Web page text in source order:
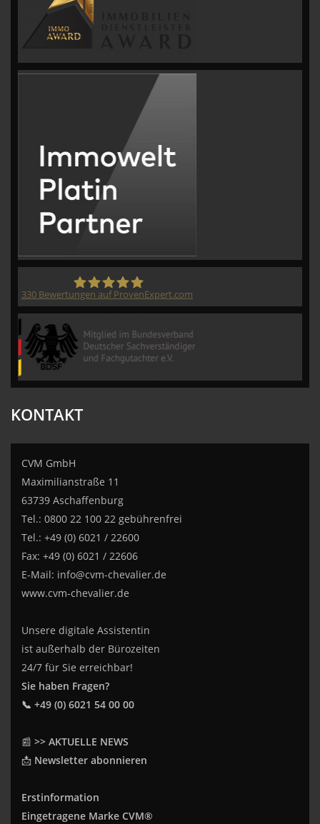
330 Bewertungen auf ProvenExpert.com
KONTAKT
CVM GmbH
Maximilianstraße 11
63739 Aschaffenburg
Tel.: 0800 22 100 22 gebührenfrei
Tel.: +49 (0) 6021 / 22600
Fax: +49 (0) 6021 / 22606
E-Mail: info@cvm-chevalier.de
www.cvm-chevalier.de
Unsere digitale Assistentin
ist außerhalb der Bürozeiten
24/7 für Sie erreichbar!
Sie haben Fragen?
📞 +49 (0) 6021 54 00 00
📰 >> AKTUELLE NEWS
📩 Newsletter abonnieren
Erstinformation
Eingetragene Marke CVM®